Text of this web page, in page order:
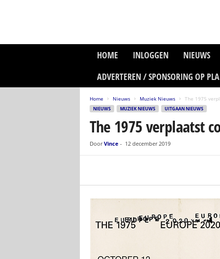
HOME INLOGGEN NIEUWS
ADVERTEREN / SPONSORING OP
Home Nieuws Muziek Nieuws The 1975
NIEUWS MUZIEK NIEUWS UITGAAN NIEUWS
The 1975 verplaatst
Door Vince - 12 december 2019